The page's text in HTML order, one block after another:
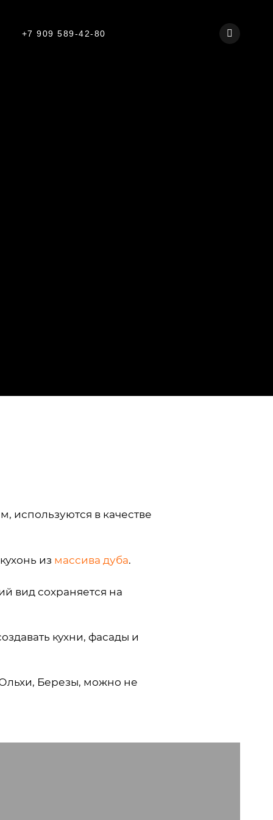
+7 909 589-42-80
используются в качестве
из массива дуба.
вид сохраняется на
кухни, фасады и
Березы, можно не